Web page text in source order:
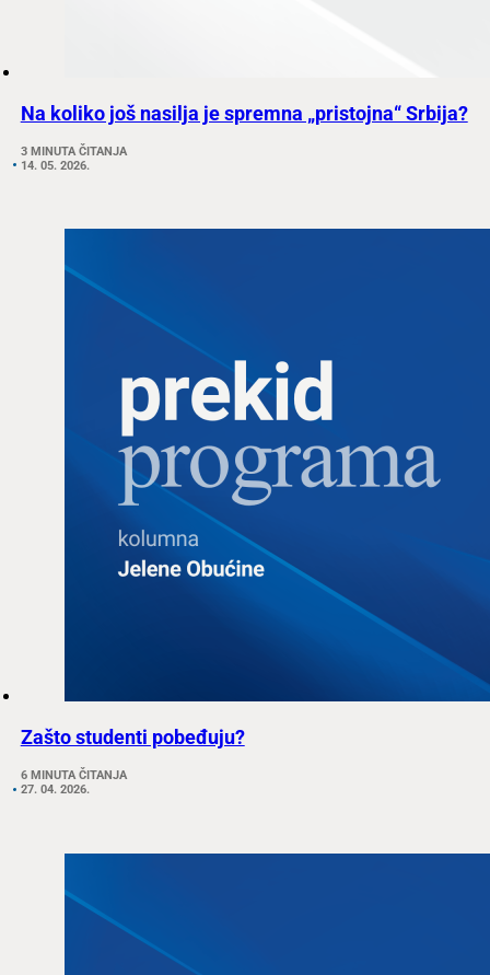
Na koliko još nasilja je spremna „pristojna“ Srbija?
3 MINUTA ČITANJA
14. 05. 2026.
Zašto studenti pobeđuju?
6 MINUTA ČITANJA
27. 04. 2026.